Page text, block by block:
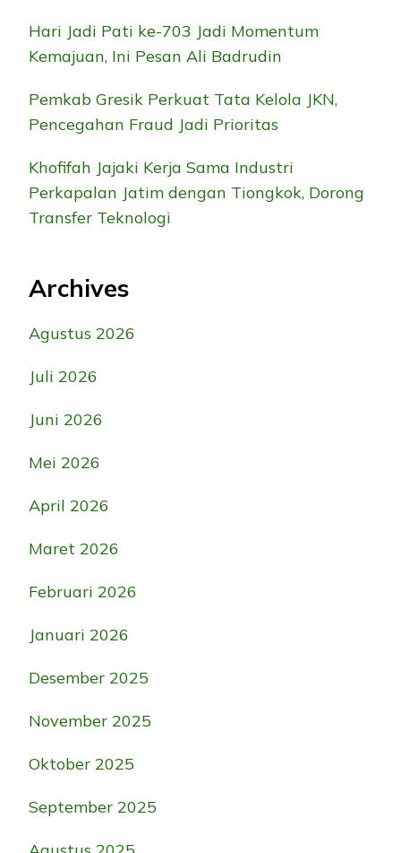
Hari Jadi Pati ke-703 Jadi Momentum
Kemajuan, Ini Pesan Ali Badrudin
Pemkab Gresik Perkuat Tata Kelola JKN,
Pencegahan Fraud Jadi Prioritas
Khofifah Jajaki Kerja Sama Industri
Perkapalan Jatim dengan Tiongkok, Dorong
Transfer Teknologi
Archives
Agustus 2026
Juli 2026
Juni 2026
Mei 2026
April 2026
Maret 2026
Februari 2026
Januari 2026
Desember 2025
November 2025
Oktober 2025
September 2025